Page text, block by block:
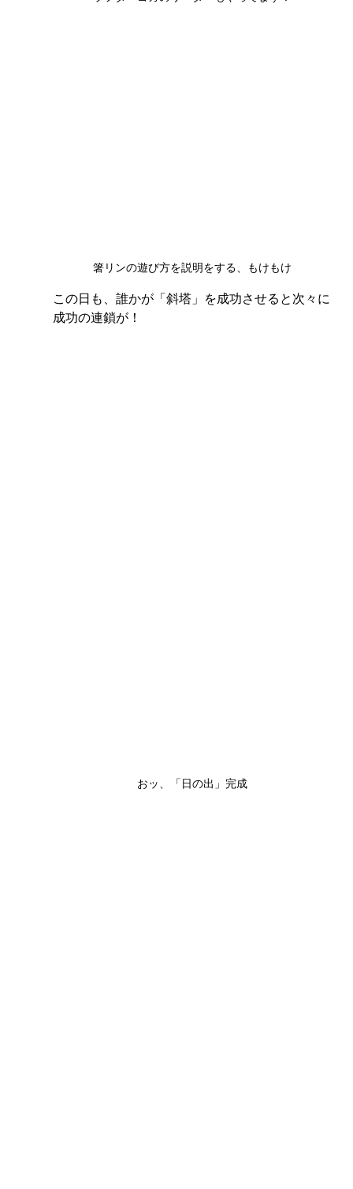
箸リンの遊び方を説明をする、もけもけ
この日も、誰かが「斜塔」を成功させると次々に
成功の連鎖が！
おッ、「日の出」完成